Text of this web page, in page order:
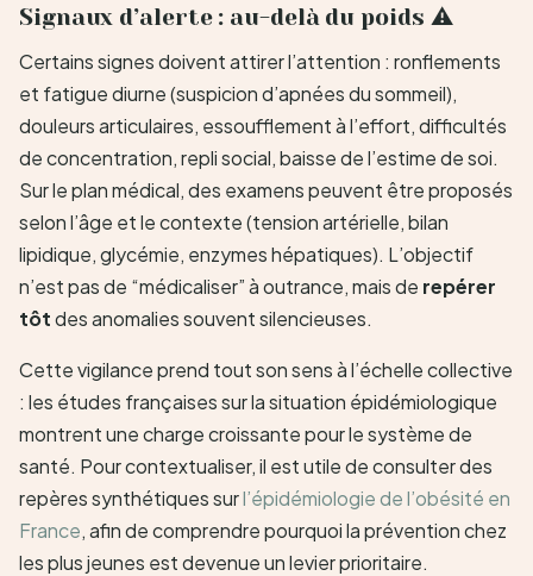
Signaux d’alerte : au-delà du poids ⚠️
Certains signes doivent attirer l’attention : ronflements
et fatigue diurne (suspicion d’apnées du sommeil),
douleurs articulaires, essoufflement à l’effort, difficultés
de concentration, repli social, baisse de l’estime de soi.
Sur le plan médical, des examens peuvent être proposés
selon l’âge et le contexte (tension artérielle, bilan
lipidique, glycémie, enzymes hépatiques). L’objectif
n’est pas de “médicaliser” à outrance, mais de repérer
tôtdes anomalies souvent silencieuses.
Cette vigilance prend tout son sens à l’échelle collective
: les études françaises sur la situation épidémiologique
montrent une charge croissante pour le système de
santé. Pour contextualiser, il est utile de consulter des
repères synthétiques surl’épidémiologie de l’obésité en
France, afin de comprendre pourquoi la prévention chez
les plus jeunes est devenue un levier prioritaire.